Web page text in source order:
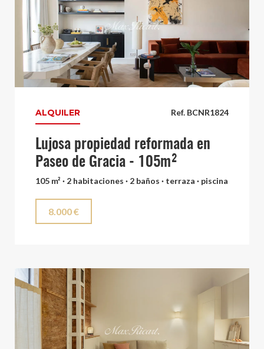
Ref. BCNR1824
ALQUILER
Lujosa propiedad reformada en
Paseo de Gracia - 105m²
105 m² · 2 habitaciones · 2 baños · terraza · piscina
8.000 €